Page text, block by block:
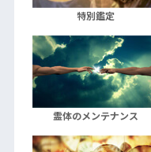
特別鑑定
霊体のメンテナンス